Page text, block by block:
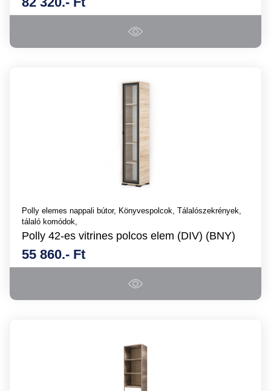
Polly elemes nappali bútor, Könyvespolcok, Tálalószekrények,
tálaló komódok,
Polly 42-es vitrines polcos elem (DIV) (BNY)
55 860.- Ft